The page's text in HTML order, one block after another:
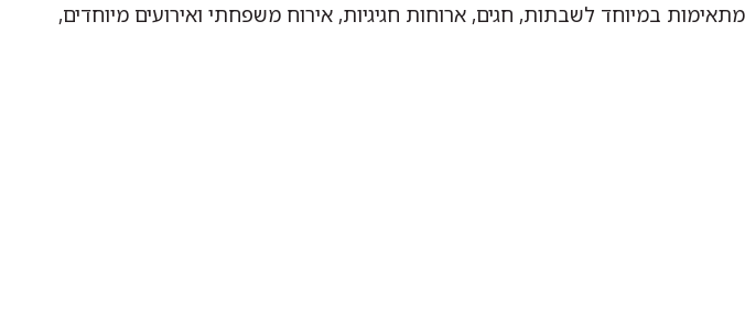
במיוחד לשבתות, חגים, ארוחות חגיגיות, אירוח משפחתי ואירועים מיוחדים,